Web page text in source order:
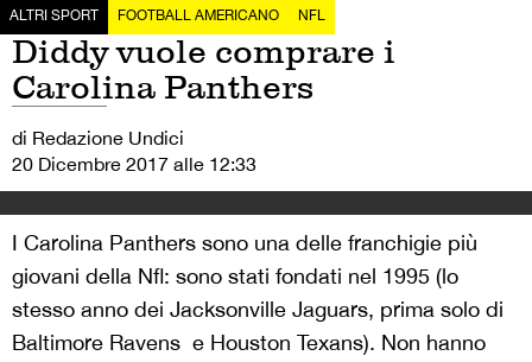
ALTRI SPORT FOOTBALL AMERICANO NFL
Diddy vuole comprare i
Carolina Panthers
di Redazione Undici
20 Dicembre 2017 alle 12:33
I Carolina Panthers sono una delle franchigie più
giovani della Nfl: sono stati fondati nel 1995 (lo
stesso anno dei Jacksonville Jaguars, prima solo di
Baltimore Ravens e Houston Texans). Non hanno